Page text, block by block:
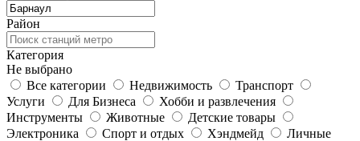
Район
Категория
Не выбрано
Все категории
Недвижимость
Транспорт
Услуги
Для Бизнеса
Хобби и развлечения
Инструменты
Животные
Детские товары
Электроника
Спорт и отдых Хэндмейд
Личные